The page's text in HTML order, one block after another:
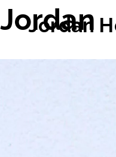
Jordan
Jordan